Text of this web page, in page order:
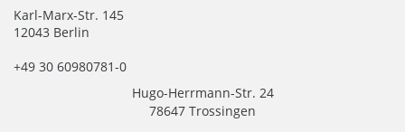
Karl-Marx-Str. 145
12043 Berlin
+49 30 60980781-0
Hugo-Herrmann-Str. 24
78647 Trossingen